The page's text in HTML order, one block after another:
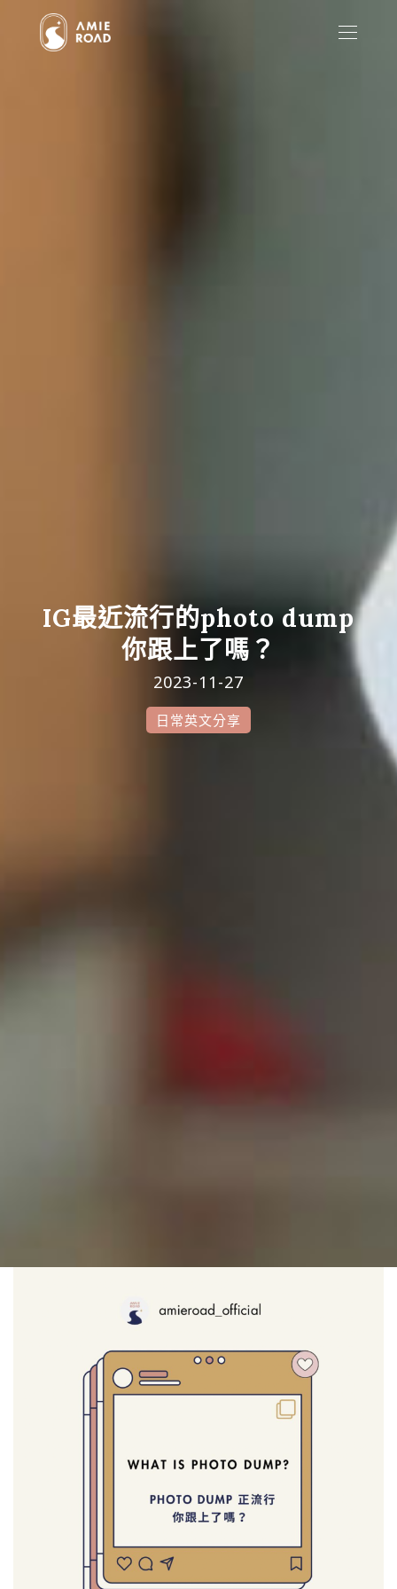
IG最近流行的photo dump
你跟上了嗎？
2023-11-27
日常英文分享